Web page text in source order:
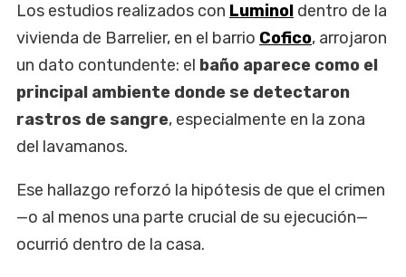
Los estudios realizados con Luminol dentro de la
vivienda de Barrelier, en el barrio Cofico, arrojaron
un dato contundente: el baño aparece como el
principal ambiente donde se detectaron
rastros de sangre, especialmente en la zona
del lavamanos.
Ese hallazgo reforzó la hipótesis de que el crimen
—o al menos una parte crucial de su ejecución—
ocurrió dentro de la casa.